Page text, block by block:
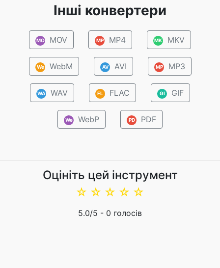
Інші конвертери
MO MOV MP MP4 MK MKV
We WebM AV AVI MP MP3
WA WAV FL FLAC GI GIF
We WebP PD PDF
Оцініть цей інструмент
☆
☆
☆
☆
☆
5.0/5 - 0 голосів